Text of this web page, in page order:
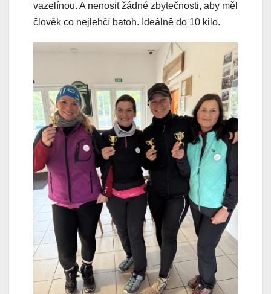
vazelínou. A nenosit žádné zbytečnosti, aby měl
člověk co nejlehčí batoh. Ideálně do 10 kilo.